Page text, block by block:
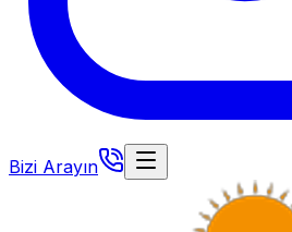
Bizi Arayın